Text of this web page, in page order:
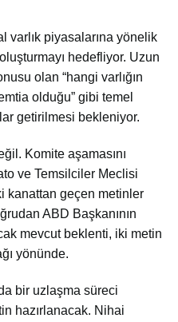
varlık piyasalarına yönelik
hedefliyor. Uzun
olan “hangi varlığın
olduğu” gibi temel
getirilmesi bekleniyor.
Komite aşamasını
ve Temsilciler Meclisi
kanattan geçen metinler
ABD Başkanının
mevcut beklenti, iki metin
yönünde.
bir uzlaşma süreci
hazırlanacak. Nihai